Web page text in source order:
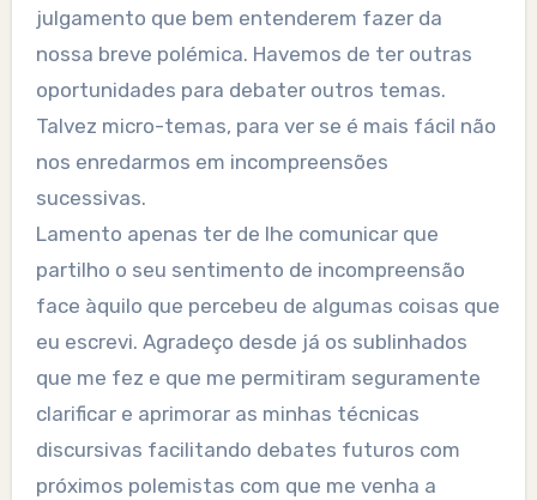
julgamento que bem entenderem fazer da
nossa breve polémica. Havemos de ter outras
oportunidades para debater outros temas.
Talvez micro-temas, para ver se é mais fácil não
nos enredarmos em incompreensões
sucessivas.
Lamento apenas ter de lhe comunicar que
partilho o seu sentimento de incompreensão
face àquilo que percebeu de algumas coisas que
eu escrevi. Agradeço desde já os sublinhados
que me fez e que me permitiram seguramente
clarificar e aprimorar as minhas técnicas
discursivas facilitando debates futuros com
próximos polemistas com que me venha a